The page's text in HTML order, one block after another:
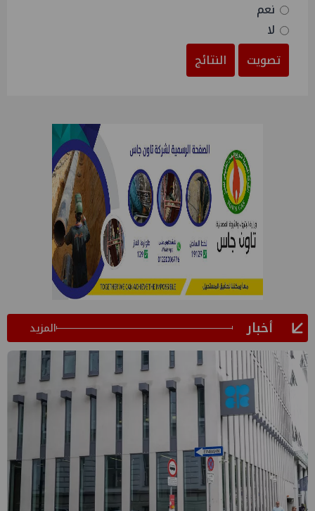
نعم
لا
تصويت
النتائج
أخبار المزيد